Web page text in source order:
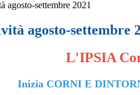
agosto-settembre 2021
agosto-settembre
L'IPSIA
Inizia CORNI E